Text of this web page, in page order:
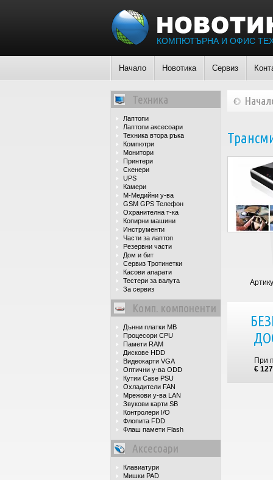
КОМПЮТЪРНА И ОФИС
Начало Новотика Сервиз
Техника
Лаптопи
Лаптопи аксесоари
Техника втора ръка
Компютри
Монитори
Принтери
Скенери
UPS
Камери
М-Медийни у-ва
GSM GPS Телефон
Охранителна т-ка
Копирни машини
Инструменти
Части за лаптоп
Резервни части
Дом и бит
Сервиз Тротинетки
Касови апарати
Тестери за валута
За сервиз
Комп. компоненти
Дънни платки MB
Процесори CPU
Памети RAM
Дискове HDD
Видеокарти VGA
Оптични у-ва ODD
Кутии Case PSU
Охладители FAN
Мрежови у-ва LAN
Звукови карти SB
Контролери I/O
Флопита FDD
Флаш памети Flash
Аксесоари
Клавиатури
Мишки PAD
При
€